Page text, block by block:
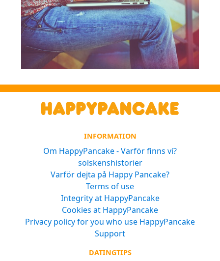
INFORMATION
Om HappyPancake - Varför finns vi?
solskenshistorier
Varför dejta på Happy Pancake?
Terms of use
Integrity at HappyPancake
Cookies at HappyPancake
Privacy policy for you who use HappyPancake
Support
DATINGTIPS